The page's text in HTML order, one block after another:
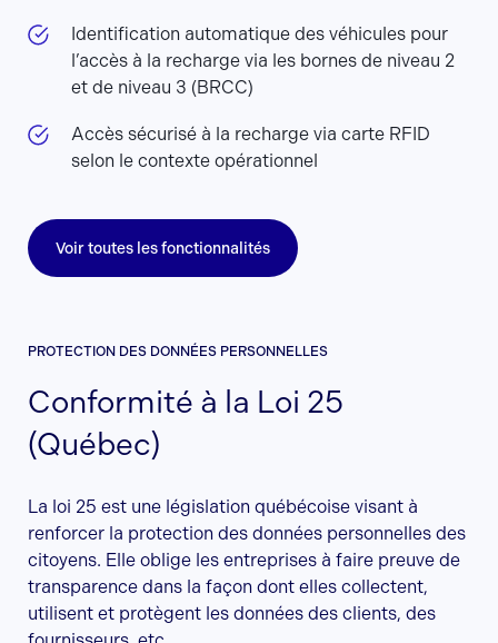
Identification automatique des véhicules pour
l’accès à la recharge via les bornes de niveau 2
et de niveau 3 (BRCC)
Accès sécurisé à la recharge via carte RFID
selon le contexte opérationnel
Voir toutes les fonctionnalités
PROTECTION DES DONNÉES PERSONNELLES
Conformité à la Loi 25
(Québec)
La loi 25 est une législation québécoise visant à
renforcer la protection des données personnelles des
citoyens. Elle oblige les entreprises à faire preuve de
transparence dans la façon dont elles collectent,
utilisent et protègent les données des clients, des